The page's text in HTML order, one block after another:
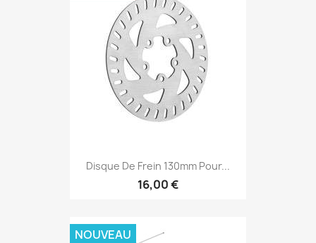
Disque De Frein 130mm Pour...
16,00 €
NOUVEAU